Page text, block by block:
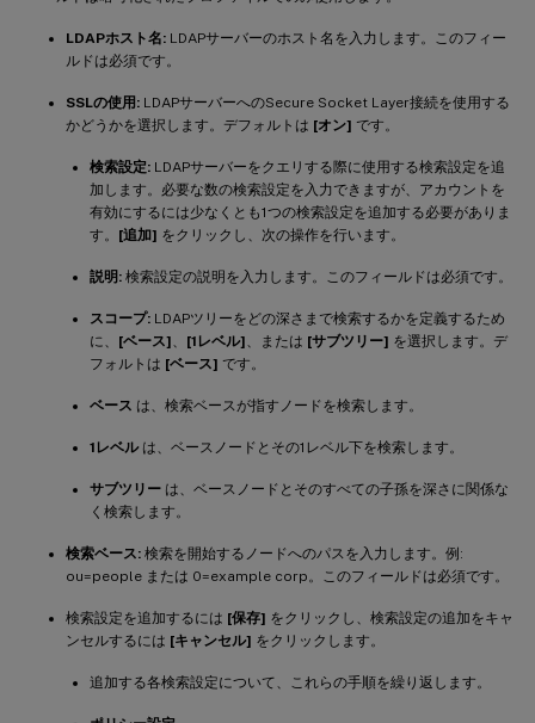
LDAPホスト名: LDAPサーバーのホスト名を入力します。このフィー
ルドは必須です。
SSLの使用: LDAPサーバーへのSecure Socket Layer接続を使用する
かどうかを選択します。デフォルトは [オン] です。
検索設定: LDAPサーバーをクエリする際に使用する検索設定を追
加します。必要な数の検索設定を入力できますが、アカウントを
有効にするには少なくとも1つの検索設定を追加する必要がありま
す。 [追加] をクリックし、次の操作を行います。
説明: 検索設定の説明を入力します。このフィールドは必須です。
スコープ: LDAPツリーをどの深さまで検索するかを定義するため
に、 [ベース] [1レベル] 、または [サブツリー] を選択します。デ
フォルトは [ベース] です。
ベース は、検索ベースが指すノードを検索します。
1レベルは、ベースノードとその1レベル下を検索します。
サブツリー は、ベースノードとそのすべての子孫を深さに関係な
く検索します。
検索ベース: 検索を開始するノードへのパスを入力します。例:
ou=people または 0=example corp。このフィールドは必須です。
検索設定を追加するには [保存] をクリックし、検索設定の追加をキャ
ンセルするには [キャンセル] をクリックします。
追加する各検索設定について、これらの手順を繰り返します。